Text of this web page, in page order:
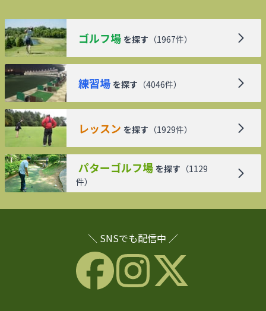
ゴルフ場 を探す （1967件）
練習場 を探す （4046件）
レッスン を探す （1929件）
パターゴルフ場 を探す （1129
件）
＼ SNSでも配信中 ／